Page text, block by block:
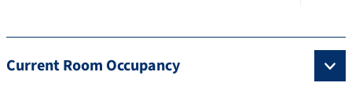
Current Room Occupancy